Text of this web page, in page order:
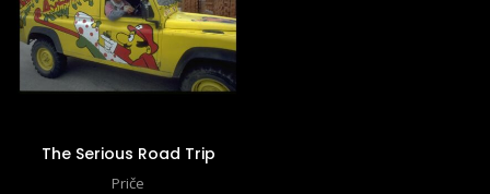
The Serious Road Trip
Priče